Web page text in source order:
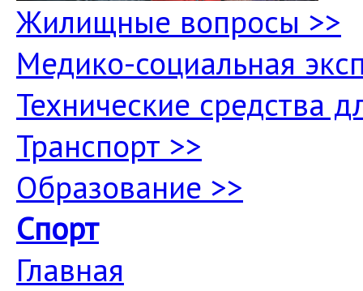
Жилищные вопросы >>
Медико-социальная
Технические средства
Транспорт >>
Образование >>
Спорт
Главная